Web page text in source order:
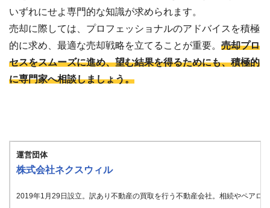
いずれにせよ専門的な知識が求められます。
売却に際しては、プロフェッショナルのアドバイスを積極
的に求め、最適な売却戦略を立てることが重要。 売却プロ
セスをスムーズに進め、望む結果を得るためにも、積極的
に専門家へ相談しましょう。
運営団体
株式会社ネクスウィル
2019年1月29日設立。訳あり不動産の買取を行う不動産会社。相続やペアロ